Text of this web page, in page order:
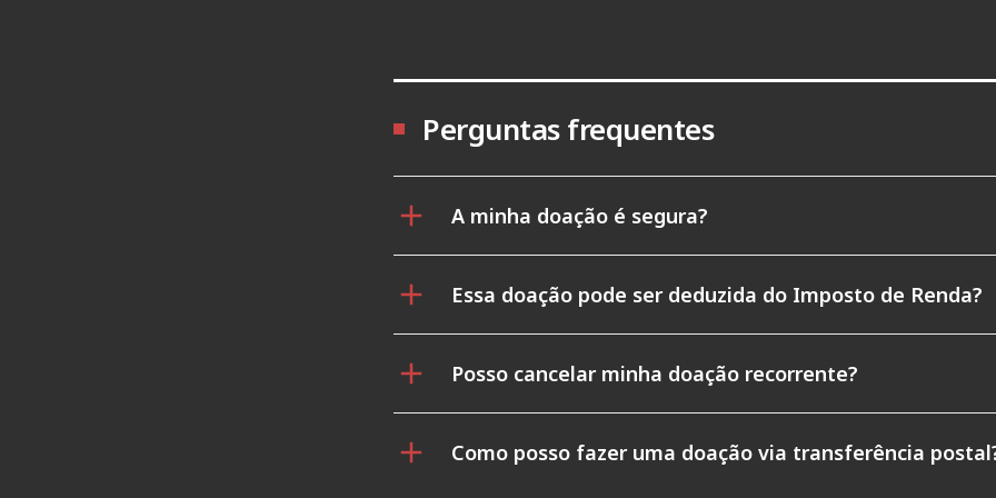
Perguntas frequentes
A minha doação é segura?
Essa doação pode ser deduzida do Imposto de Renda?
Posso cancelar minha doação recorrente?
Como posso fazer uma doação via transferência